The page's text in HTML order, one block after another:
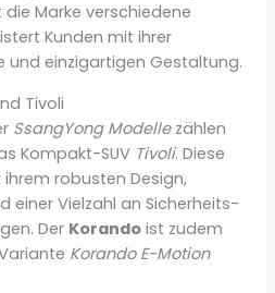
Marke verschiedene
Kunden mit ihrer
und einzigartigen Gestaltung.
Tivoli
SsangYong Modellezählen
Kompakt-SUV Tivoli. Diese
robusten Design,
einer Vielzahl an Sicherheits-
Der Korando ist zudem
Korando E-Motion